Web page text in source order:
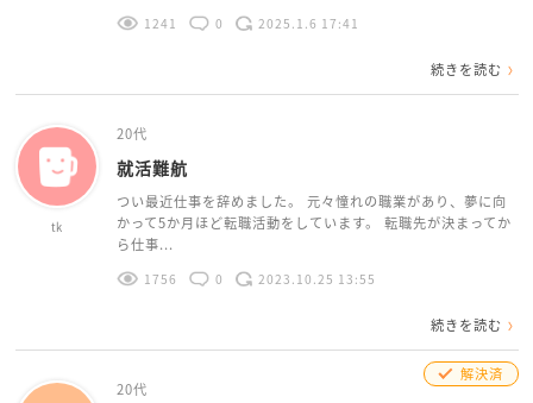
1241 0 2025.1.6 17:41
続きを読む
tk
20代
就活難航
つい最近仕事を辞めました。 元々憧れの職業があり、夢に向
かって5か月ほど転職活動をしています。 転職先が決まってか
ら仕事...
1756 0 2023.10.25 13:55
続きを読む
解決済
20代